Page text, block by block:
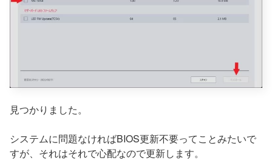
見つかりました。
システムに問題なければBIOS更新不要ってことみたいで
すが、それはそれで心配なので更新します。